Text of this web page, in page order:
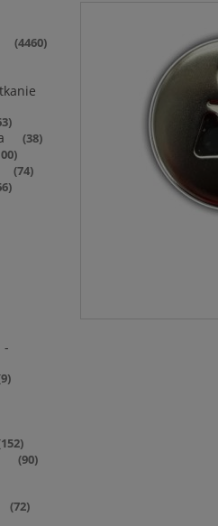
(4460)
(38)
(74)
-
(90)
(72)